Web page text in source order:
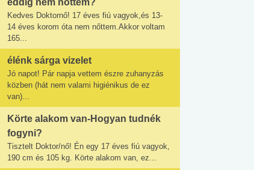
eddig nem nőttem?
Kedves Doktornő! 17 éves fiú vagyok,és 13-
14 éves korom óta nem nőttem.Akkor voltam
165...
élénk sárga vizelet
Jó napot! Pár napja vettem észre zuhanyzás
közben (hát nem valami higiénikus de ez
van)...
Körte alakom van-Hogyan tudnék
fogyni?
Tisztelt Doktor/nő! Én egy 17 éves fiú vagyok,
190 cm és 105 kg. Körte alakom van, ez...